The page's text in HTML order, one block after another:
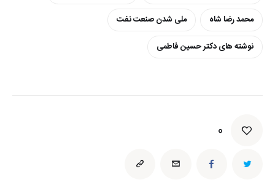
محمد رضا شاه
ملی شدن صنعت نفت
نوشته های دکتر حسین فاطمی
0